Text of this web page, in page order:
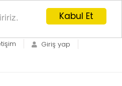
Kabul Et
Giriş yap